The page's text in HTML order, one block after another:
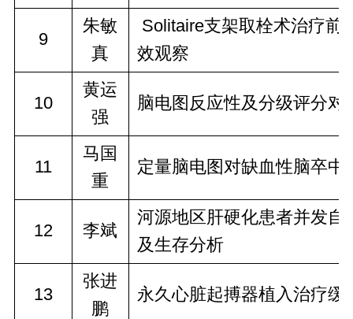
9
朱敏
真
Solitaire支架取栓术治疗前
效观察
10
黄运
强
脑电图反应性及分级评分
11
马国
重
定量脑电图对缺血性脑卒中
12 李斌
河源地区肝硬化患者并发
及生存分析
13
张进
鹏
永久心脏起搏器植入治疗缓